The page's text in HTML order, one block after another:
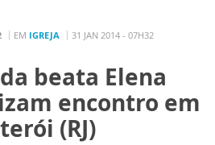
EM IGREJA 31 JAN 2014 - 07H32
beata Elena
encontro em
(RJ)